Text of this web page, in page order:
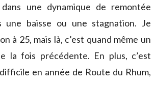
une dynamique de remontée
une baisse ou une stagnation. Je
à 25, mais là, c’est quand même un
la fois précédente. En plus, c’est
en année de Route du Rhum,